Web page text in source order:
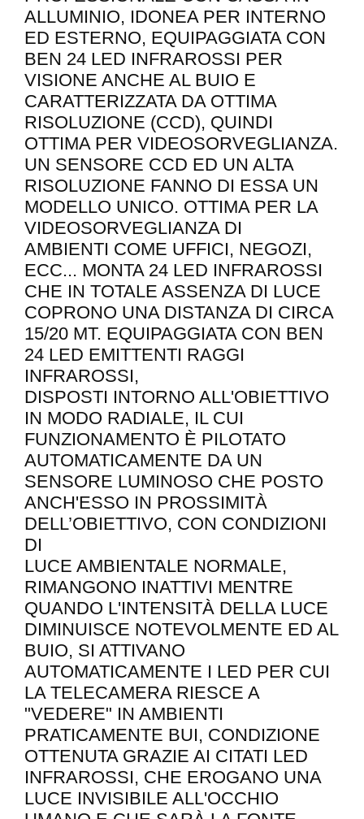
ALLUMINIO, IDONEA PER INTERNO
ED ESTERNO, EQUIPAGGIATA CON
BEN 24 LED INFRAROSSI PER
VISIONE ANCHE AL BUIO E
CARATTERIZZATA DA OTTIMA
RISOLUZIONE (CCD), QUINDI
OTTIMA PER VIDEOSORVEGLIANZA.
UN SENSORE CCD ED UN ALTA
RISOLUZIONE FANNO DI ESSA UN
MODELLO UNICO. OTTIMA PER LA
VIDEOSORVEGLIANZA DI
AMBIENTI COME UFFICI, NEGOZI,
ECC... MONTA 24 LED INFRAROSSI
CHE IN TOTALE ASSENZA DI LUCE
COPRONO UNA DISTANZA DI CIRCA
15/20 MT. EQUIPAGGIATA CON BEN
24 LED EMITTENTI RAGGI
INFRAROSSI,
DISPOSTI INTORNO ALL'OBIETTIVO
IN MODO RADIALE, IL CUI
FUNZIONAMENTO È PILOTATO
AUTOMATICAMENTE DA UN
SENSORE LUMINOSO CHE POSTO
ANCH'ESSO IN PROSSIMITÀ
DELL’OBIETTIVO, CON CONDIZIONI
DI
LUCE AMBIENTALE NORMALE,
RIMANGONO INATTIVI MENTRE
QUANDO L'INTENSITÀ DELLA LUCE
DIMINUISCE NOTEVOLMENTE ED AL
BUIO, SI ATTIVANO
AUTOMATICAMENTE I LED PER CUI
LA TELECAMERA RIESCE A
"VEDERE" IN AMBIENTI
PRATICAMENTE BUI, CONDIZIONE
OTTENUTA GRAZIE AI CITATI LED
INFRAROSSI, CHE EROGANO UNA
LUCE INVISIBILE ALL'OCCHIO